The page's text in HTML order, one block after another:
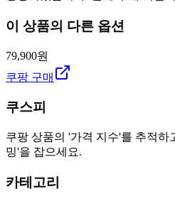
이 상품의 다른 옵션
79,900원
쿠팡 구매
쿠스피
쿠팡 상품의 '가격 지수'를 추적하
밍'을 잡으세요.
카테고리